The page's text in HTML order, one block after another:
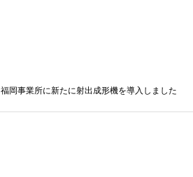
福岡事業所に新たに射出成形機を導入しました